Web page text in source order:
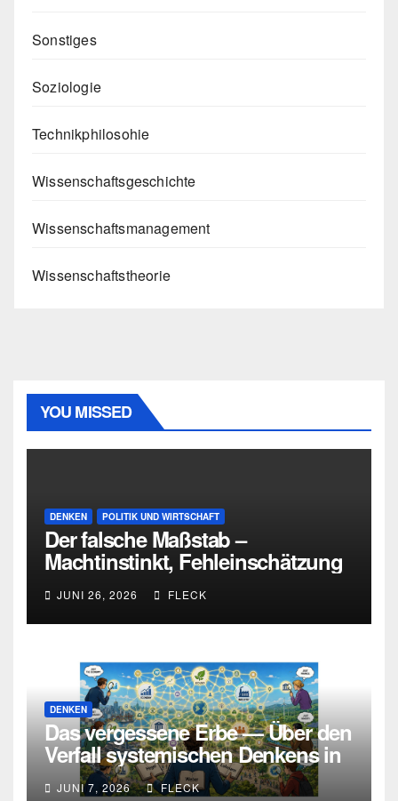
Sonstiges
Soziologie
Technikphilosohie
Wissenschaftsgeschichte
Wissenschaftsmanagement
Wissenschaftstheorie
YOU MISSED
DENKEN POLITIK UND WIRTSCHAFT
Der falsche Maßstab –
Machtinstinkt, Fehleinschätzung
und die Grenzen intellektueller
Urteilskraft
JUNI 26, 2026 FLECK
DENKEN
Das vergessene Erbe — Über den
Verfall systemischen Denkens in
Deutschland
JUNI 7, 2026 FLECK